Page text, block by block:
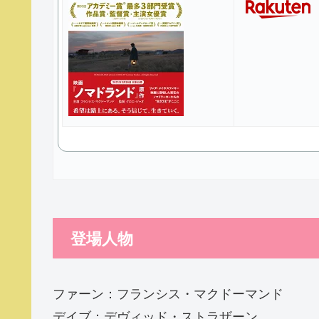
登場人物
ファーン：フランシス・マクドーマンド